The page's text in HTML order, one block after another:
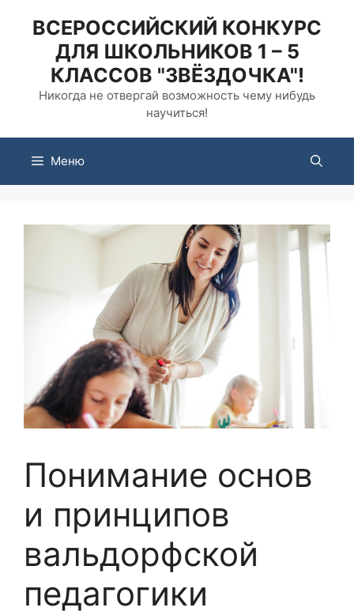
содержимому
ВСЕРОССИЙСКИЙ КОНКУРС
ДЛЯ ШКОЛЬНИКОВ 1 – 5
КЛАССОВ "ЗВЁЗДОЧКА"!
Никогда не отвергай возможность чему нибудь
научиться!
Меню
Понимание основ
и принципов
вальдорфской
педагогики